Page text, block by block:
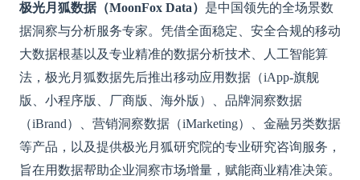
极光月狐数据（MoonFox Data） 是中国领先的全场景数
据洞察与分析服务专家。凭借全面稳定、安全合规的移动
大数据根基以及专业精准的数据分析技术、人工智能算
法，极光月狐数据先后推出移动应用数据（iApp-旗舰
版、小程序版、厂商版、海外版）、品牌洞察数据
（iBrand）、营销洞察数据（iMarketing）、金融另类数据
等产品，以及提供极光月狐研究院的专业研究咨询服务，
旨在用数据帮助企业洞察市场增量，赋能商业精准决策。